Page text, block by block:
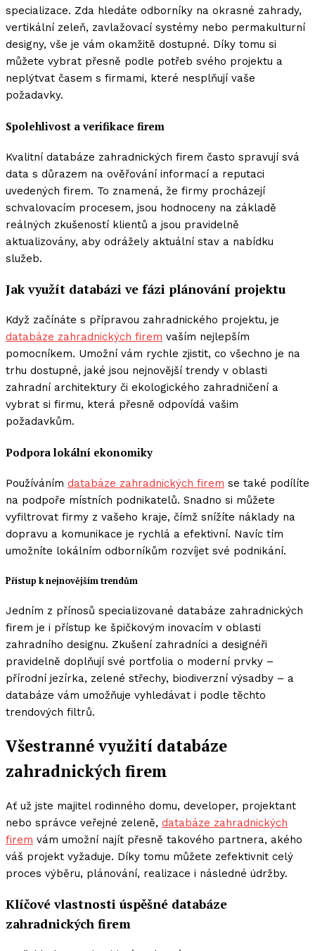
specializace. Zda hledáte odborníky na okrasné zahrady,
vertikální zeleň, zavlažovací systémy nebo permakulturní
designy, vše je vám okamžitě dostupné. Díky tomu si
můžete vybrat přesně podle potřeb svého projektu a
neplýtvat časem s firmami, které nesplňují vaše
požadavky.
Spolehlivost a verifikace firem
Kvalitní databáze zahradnických firem často spravují svá
data s důrazem na ověřování informací a reputaci
uvedených firem. To znamená, že firmy procházejí
schvalovacím procesem, jsou hodnoceny na základě
reálných zkušeností klientů a jsou pravidelně
aktualizovány, aby odrážely aktuální stav a nabídku
služeb.
Jak využít databázi ve fázi plánování projektu
Když začínáte s přípravou zahradnického projektu, je
databáze zahradnických firem vaším nejlepším
pomocníkem. Umožní vám rychle zjistit, co všechno je na
trhu dostupné, jaké jsou nejnovější trendy v oblasti
zahradní architektury či ekologického zahradničení a
vybrat si firmu, která přesně odpovídá vašim
požadavkům.
Podpora lokální ekonomiky
Používáním databáze zahradnických firem se také podílíte
na podpoře místních podnikatelů. Snadno si můžete
vyfiltrovat firmy z vašeho kraje, čímž snížíte náklady na
dopravu a komunikace je rychlá a efektivní. Navíc tím
umožníte lokálním odborníkům rozvíjet své podnikání.
Přístup k nejnovějším trendům
Jedním z přínosů specializované databáze zahradnických
firem je i přístup ke špičkovým inovacím v oblasti
zahradního designu. Zkušení zahradníci a designéři
pravidelně doplňují své portfolia o moderní prvky –
přírodní jezírka, zelené střechy, biodiverzní výsadby – a
databáze vám umožňuje vyhledávat i podle těchto
trendových filtrů.
Všestranné využití databáze
zahradnických firem
Ať už jste majitel rodinného domu, developer, projektant
nebo správce veřejné zeleně, databáze zahradnických
firem vám umožní najít přesně takového partnera, akého
váš projekt vyžaduje. Díky tomu můžete zefektivnit celý
proces výběru, plánování, realizace i následné údržby.
Klíčové vlastnosti úspěšné databáze
zahradnických firem